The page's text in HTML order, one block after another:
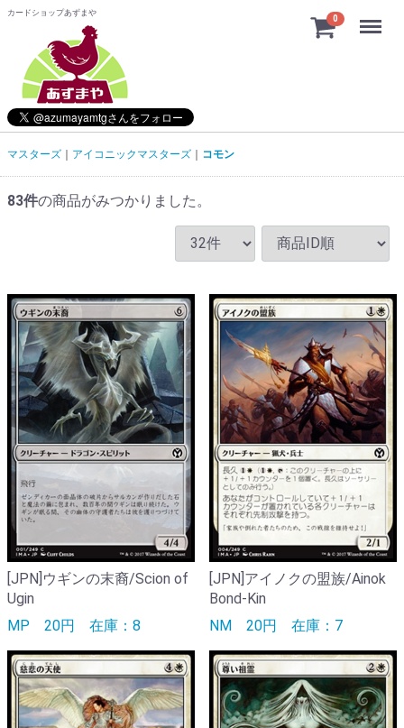
カードショップあずまや
0 Menu
マスターズ アイコニックマスターズ コモン
83件の商品がみつかりました。
[JPN]ウギンの末裔/Scion of
Ugin
MP 20円 在庫：8
[JPN]アイノクの盟族/Ainok
Bond-Kin
NM 20円 在庫：7